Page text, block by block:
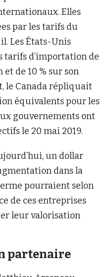
Elles
par les tarifs du
Les États-Unis
tarifs d’importation de
et de 10 % sur son
le Canada répliquait
équivalents pour les
gouvernements ont
le 20 mai 2019.
un dollar
dans la
pourraient selon
de ces entreprises
leur valorisation
partenaire